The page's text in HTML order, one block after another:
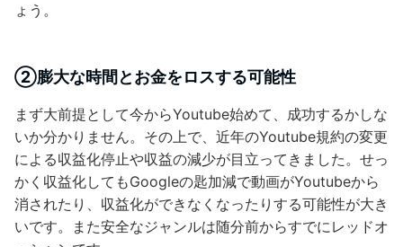
ょう。
②膨大な時間とお金をロスする可能性
まず大前提として今からYoutube始めて、成功するかしな
いか分かりません。その上で、近年のYoutube規約の変更
による収益化停止や収益の減少が目立ってきました。せっ
かく収益化してもGoogleの匙加減で動画がYoutubeから
消されたり、収益化ができなくなったりする可能性が大き
いです。また安全なジャンルは随分前からすでにレッドオ